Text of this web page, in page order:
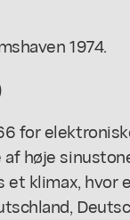
1974.
for
høje
klimax, hvor